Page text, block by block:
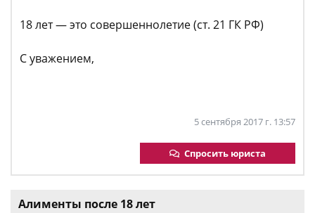
18 лет — это совершеннолетие (ст. 21 ГК РФ)
С уважением,
5 сентября 2017 г. 13:57
Спросить юриста
Алименты после 18 лет